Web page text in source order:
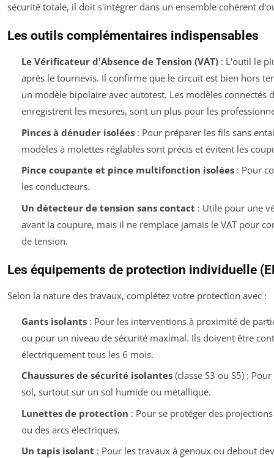
sécurité totale, il doit s'intégrer dans un ensemble cohérent
Les outils complémentaires indispensables
Le Vérificateur d'Absence de Tension (VAT): L'outil le
après le tournevis. Il confirme que le circuit est bien hors
un modèle bipolaire avec autotest. Les modèles connectés
enregistrent les mesures, sont un plus pour les
Pinces à dénuder isolées: Pour préparer les fils sans
modèles à molettes réglables sont précis et évitent les
Pince coupante et pince multifonction isolées: Pour
les conducteurs.
Un détecteur de tension sans contact : Utile pour une
avant la coupure, mais il ne remplace jamaisle VAT pour
de tension.
Les équipements de protection individuelle
Selon la nature des travaux, complétez votre protection avec :
Gants isolants: Pour les interventions à proximité de
ou pour un niveau de sécurité maximal. Ils doivent être
électriquement tous les 6 mois.
Chaussures de sécurité isolantes(classe S3 ou S5) :
sol, surtout sur un sol humide ou métallique.
Lunettes de protection : Pour se protéger des
ou des arcs électriques.
Un tapis isolant : Pour les travaux à genoux ou debout